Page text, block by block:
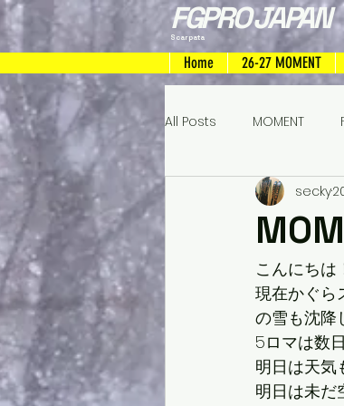
FGPRO JAPAN
Scarpata
Home 26-27 MOMENT
All Posts MOMENT
FREERIDESKI ハン
secky
こんにちは
現在かぐら
の雪も沈降
5ロマは数
明日は天気
明日は未だ